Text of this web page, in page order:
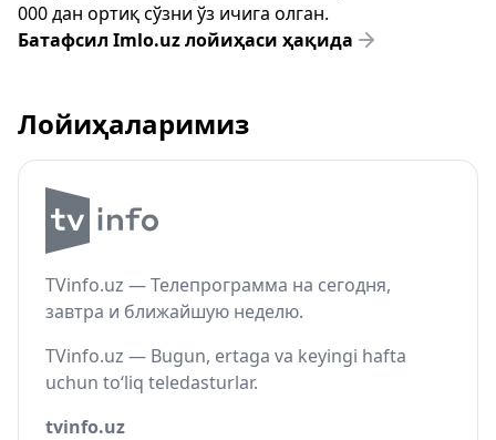
000 дан ортиқ сўзни ўз ичига олган.
Батафсил Imlo.uz лойиҳаси ҳақида
Лойиҳаларимиз
TVinfo.uz — Телепрограмма на сегодня,
завтра и ближайшую неделю.
TVinfo.uz — Bugun, ertaga va keyingi hafta
uchun to‘liq teledasturlar.
tvinfo.uz